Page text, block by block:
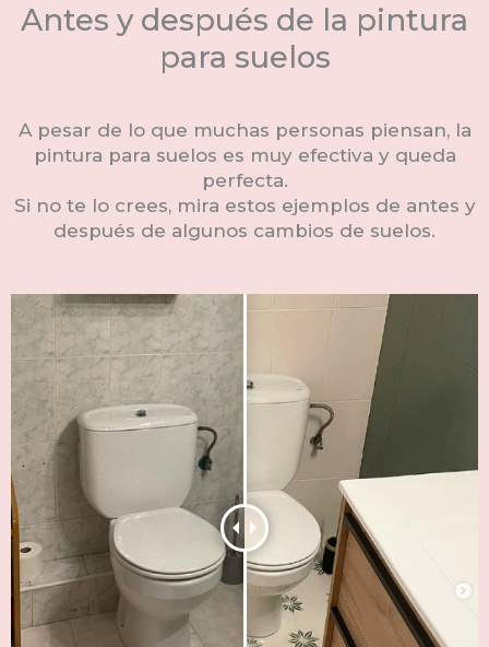
Antes y después de la pintura
para suelos
A pesar de lo que muchas personas piensan, la
pintura para suelos es muy efectiva y queda
perfecta.
Si no te lo crees, mira estos ejemplos de antes y
después de algunos cambios de suelos.